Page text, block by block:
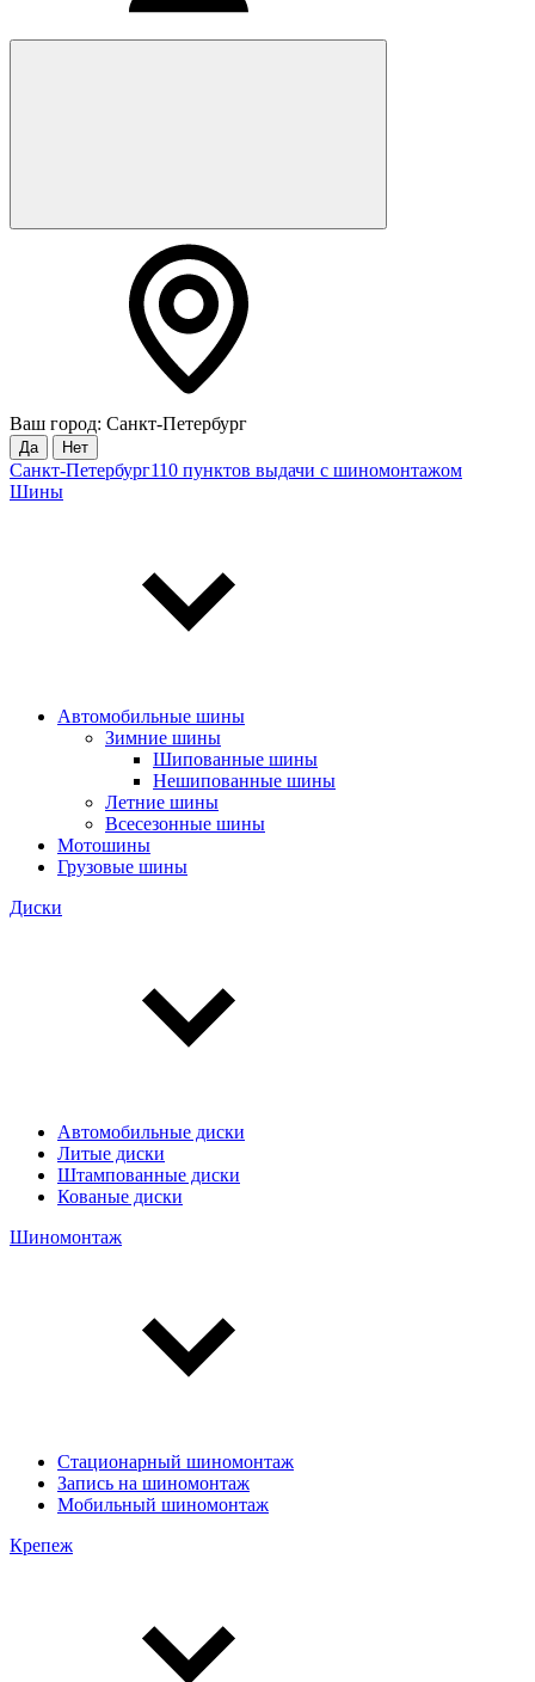
Ваш город: Санкт-Петербург
Да Нет
Санкт-Петербург110 пунктов выдачи с шиномонтажом
Шины
Автомобильные шины
Зимние шины
Шипованные шины
Нешипованные шины
Летние шины
Всесезонные шины
Мотошины
Грузовые шины
Диски
Автомобильные диски
Литые диски
Штампованные диски
Кованые диски
Шиномонтаж
Стационарный шиномонтаж
Запись на шиномонтаж
Мобильный шиномонтаж
Крепеж